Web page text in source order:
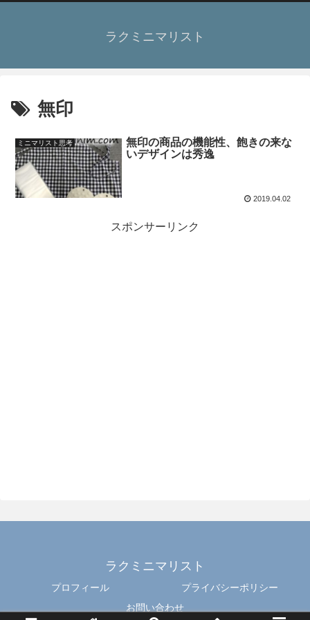
ラクミニマリスト
無印
ミニマリスト思考
無印の商品の機能性、飽きの来な
いデザインは秀逸
2019.04.02
スポンサーリンク
ラクミニマリスト
プロフィール
プライバシーポリシー
お問い合わせ